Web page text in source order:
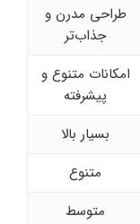
طراحی مدرن و
جذاب‌تر
امکانات متنوع و
پیشرفته
بسیار بالا
متنوع
متوسط